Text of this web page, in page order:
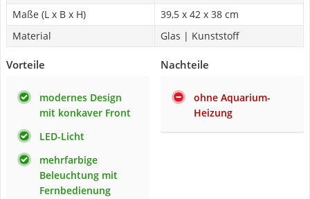
Maße (L x B x H)
39,5 x 42 x 38 cm
Material
Glas | Kunststoff
Vorteile
modernes Design
mit konkaver Front
LED-Licht
mehrfarbige
Beleuchtung mit
Fernbedienung
Nachteile
ohne Aquarium-
Heizung